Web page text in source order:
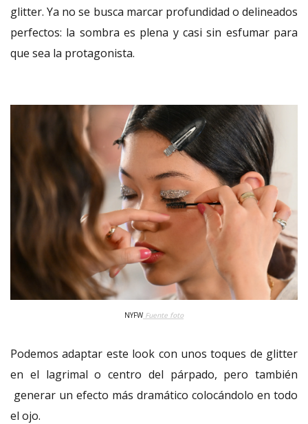
glitter. Ya no se busca marcar profundidad o delineados
perfectos: la sombra es plena y casi sin esfumar para
que sea la protagonista.
NYFW Fuente foto
Podemos adaptar este look con unos toques de glitter
en el lagrimal o centro del párpado, pero también
generar un efecto más dramático colocándolo en todo
el ojo.